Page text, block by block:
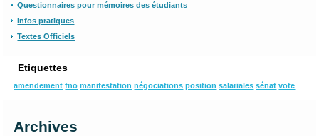
Questionnaires pour mémoires des étudiants
Infos pratiques
Textes Officiels
Etiquettes
amendement fno manifestation négociations position salariales sénat vote
Archives